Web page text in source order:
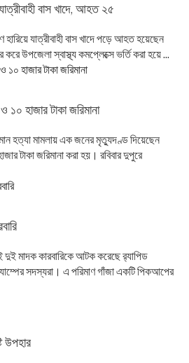
বাস খাদে, আহত ২৫
যাত্রীবাহী বাস খাদে পড়ে আহত হয়েছেন
উপজেলা স্বাস্থ্য কমপ্লেক্সে ভর্তি করা হয়ে ...
হাজার টাকা জরিমানা
হত্যা মামলায় এক জনের মৃত্যুদণ্ড দিয়েছেন
টাকা জরিমানা করা হয়। রবিবার দুপুরে
মাদক কারবারিকে আটক করেছে র‌্যাপিড
সদস্যরা। এ পরিমাণ গাঁজা একটি পিকআপের
উপহার